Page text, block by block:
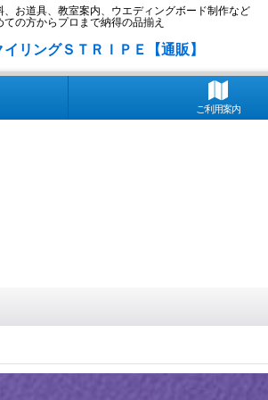
お道具、教室案内、ウエディングボード制作など
ての方からプロまで納得の品揃え
リングＳＴＲＩＰＥ【通販】
ご利用案内